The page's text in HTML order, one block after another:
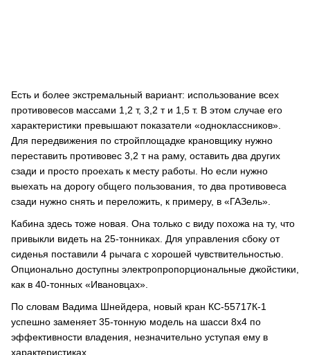
Есть и более экстремальный вариант: использование всех
противовесов массами 1,2 т, 3,2 т и 1,5 т. В этом случае его
характеристики превышают показатели «одноклассников».
Для передвижения по стройплощадке крановщику нужно
переставить противовес 3,2 т на раму, оставить два других
сзади и просто проехать к месту работы. Но если нужно
выехать на дорогу общего пользования, то два противовеса
сзади нужно снять и переложить, к примеру, в «ГАЗель».
Кабина здесь тоже новая. Она только с виду похожа на ту, что
привыкли видеть на 25-тонниках. Для управления сбоку от
сиденья поставили 4 рычага с хорошей чувствительностью.
Опционально доступны электропропорциональные джойстики,
как в 40-тонных «Ивановцах».
По словам Вадима Шнейдера, новый кран КС-55717К-1
успешно заменяет 35-тонную модель на шасси 8х4 по
эффективности владения, незначительно уступая ему в
характеристиках.